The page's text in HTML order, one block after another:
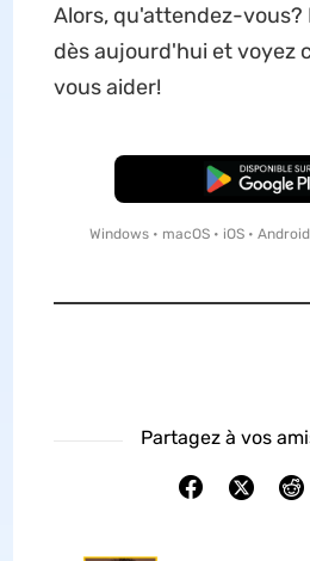
Alors, qu'attendez-vous?
dès aujourd'hui et voyez
vous aider!
Windows • macOS • iOS • Android
Partagez à vos